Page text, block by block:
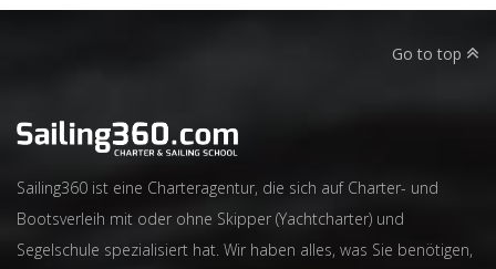
Go to top
Sailing360 ist eine Charteragentur, die sich auf Charter- und
Bootsverleih mit oder ohne Skipper (Yachtcharter) und
Segelschule spezialisiert hat. Wir haben alles, was Sie benötigen,